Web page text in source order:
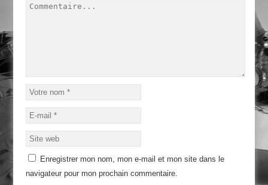
Enregistrer mon nom, mon e-mail et mon site dans le
navigateur pour mon prochain commentaire.